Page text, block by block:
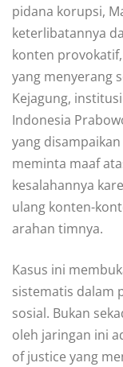
pidana korupsi,
keterlibatannya
konten
yang menyerang
Kejagung,
Indonesia
yang
meminta maaf
kesalahannya
ulang konten-
arahan timnya.
Kasus ini
sistematis dalam
sosial. Bukan
oleh jaringan ini
of justice yang